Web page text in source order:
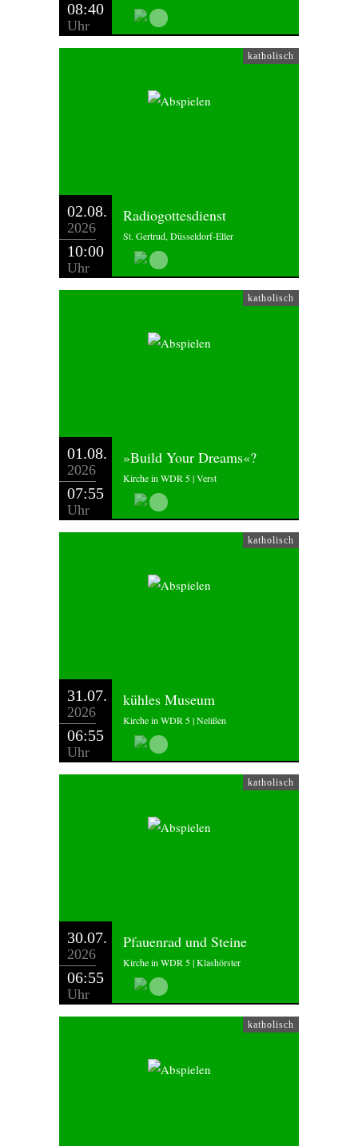
08:40
Uhr
katholisch
02.08.
2026
10:00
Uhr
Radiogottesdienst
St. Gertrud, Düsseldorf-Eller
katholisch
01.08.
2026
07:55
Uhr
»Build Your Dreams«?
Kirche in WDR 5 | Verst
katholisch
31.07.
2026
06:55
Uhr
kühles Museum
Kirche in WDR 5 | Nelißen
katholisch
30.07.
2026
06:55
Uhr
Pfauenrad und Steine
Kirche in WDR 5 | Klashörster
katholisch